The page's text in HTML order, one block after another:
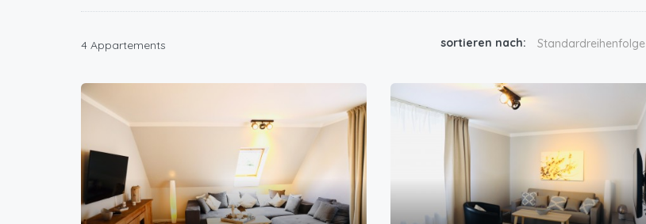
4 Appartements sortieren nach: Standardreihenfolge